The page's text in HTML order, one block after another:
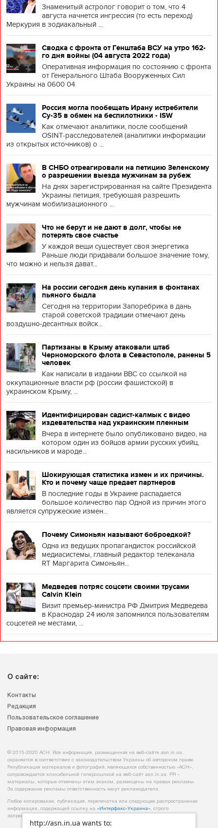
http://asn.in.ua wants to:
Знаменитый астролог говорит о том, что 4
августа начнется ингрессия (то есть переход)
Меркурия в зодиакальный ...
Сводка с фронта от Генштаба ВСУ на утро 162-
го дня войны (04 августа 2022 года)
Оперативная информация по состоянию с фронта
от Генерального Штаба Вооруженных Сил
Украины на 0600 04
Россия могла пообещать Ирану истребители
Су-35 в обмен на беспилотники - ISW
Как отмечают аналитики, после сообщений
OSINT-расследователей (аналитики информации
из открытых источников) о ...
В СНБО отреагировали на петицию Зеленскому
о разрешении выезда мужчинам за рубеж
На днях зарегистрированная на сайте Президента
Украины петиция, требующая разрешить
мужчинам мобилизационного ...
Что не берут и не дают в долг, чтобы не
потерять свое счастье
У каждой вещи существует своя энергетика
Раньше люди придавали большое значение тому,
что можно и нельзя дават...
На россии сегодня день купания в фонтанах
пьяного быдла
Сегодня на территории Запоребрика в дань
старой советской традиции отмечают день
воздушно-десантных войск...
Партизаны в Крыму атаковали штаб
Черноморского флота в Севастополе, ранены 5
человек
Как написали в издании BBC со ссылкой на
оккупационные власти рф (россии фашистской) в
украинском Крыму, ...
Идентифицирован садист-калмык с видео
издевательства над украинским пленным
Вчера в интернете было опубликовано видео, на
котором один из бойцов армии русских убийц,
насильников и мароде...
Шокирующая статистика измен и их причины.
Кто и почему чаще предает партнеров
В последние годы в Украине распадается
большое количество пар Одной из причин этого
является супружеские измен...
Почему Симоньян называют боброедкой?
Одна из ведущих пропагандисток российской
медиасистемы, главный редактор телеканала
RT Маргарита Симоньян...
Медведев потряс соцсети своими трусами
Calvin Klein
Визит премьер-министра РФ Дмитрия Медведева
в Краснодар 24 июля запомнился пользователям
соцсетей не местами, ...
О сайте:
Контакты
Редакция
Пользовательское соглашение
Правовая информация
© 2015-2020 АСН. Вся информация, размещенная на веб-сайте asn.in.ua,
охраняется в соответствии с законодательством Украины об авторском праве.
Републикация материалов и фотографий, являющихся собственностью «АСН»,
сопровождается кликабельной гиперссылкой на веб-сайт asn.іn.ua. PR –
материалы, которые отмечены этим знаком, размещены на правах рекламы.
За содержание рекламы ответственность несут рекламодатели.
Любое копирование, публикация, перепечатка или следующее распространение
информации, содержащей ссылку на «Интерфакс-Украина», строго
запрещается.